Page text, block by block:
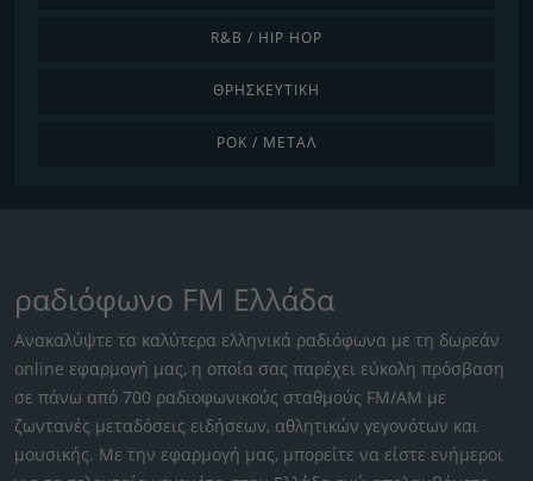
R&B / HIP HOP
ΘΡΗΣΚΕΥΤΙΚΉ
ΡΟΚ / ΜΈΤΑΛ
ραδιόφωνο FM Ελλάδα
Ανακαλύψτε τα καλύτερα ελληνικά ραδιόφωνα με τη δωρεάν
online εφαρμογή μας, η οποία σας παρέχει εύκολη πρόσβαση
σε πάνω από 700 ραδιοφωνικούς σταθμούς FM/AM με
ζωντανές μεταδόσεις ειδήσεων, αθλητικών γεγονότων και
μουσικής. Με την εφαρμογή μας, μπορείτε να είστε ενήμεροι